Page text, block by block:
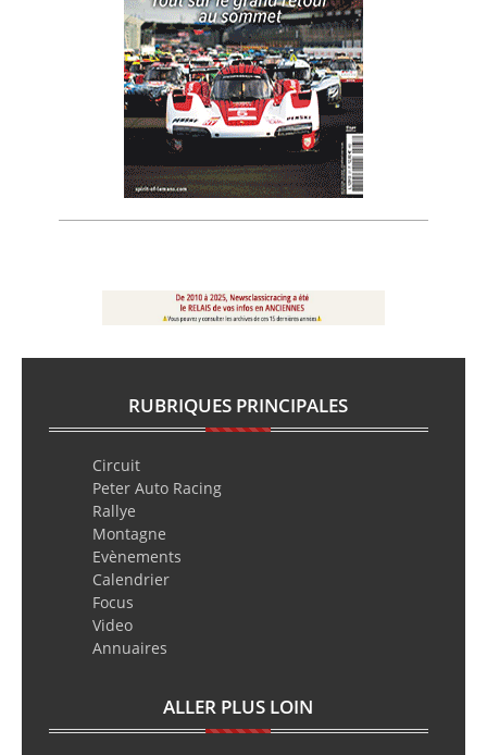
RUBRIQUES PRINCIPALES
Circuit
Peter Auto Racing
Rallye
Montagne
Evènements
Calendrier
Focus
Video
Annuaires
ALLER PLUS LOIN